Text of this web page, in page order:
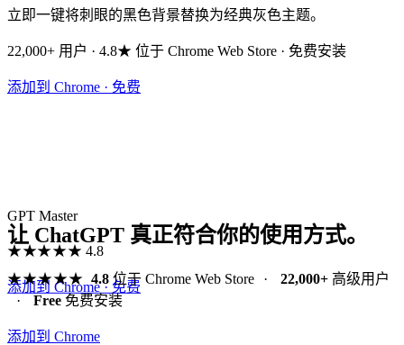
立即一键将刺眼的黑色背景替换为经典灰色主题。
22,000+ 用户 · 4.8★ 位于 Chrome Web Store · 免费安装
添加到 Chrome · 免费
GPT Master
★★★★★ 4.8
添加到 Chrome · 免费
让 ChatGPT 真正符合你的使用方式。
★★★★★ 4.8位于 Chrome Web Store · 22,000+高级用户
·
Free 免费安装
添加到 Chrome